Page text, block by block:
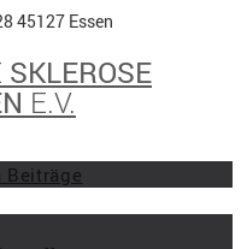
45127 Essen
SKLEROSE
E.V.
Beiträge